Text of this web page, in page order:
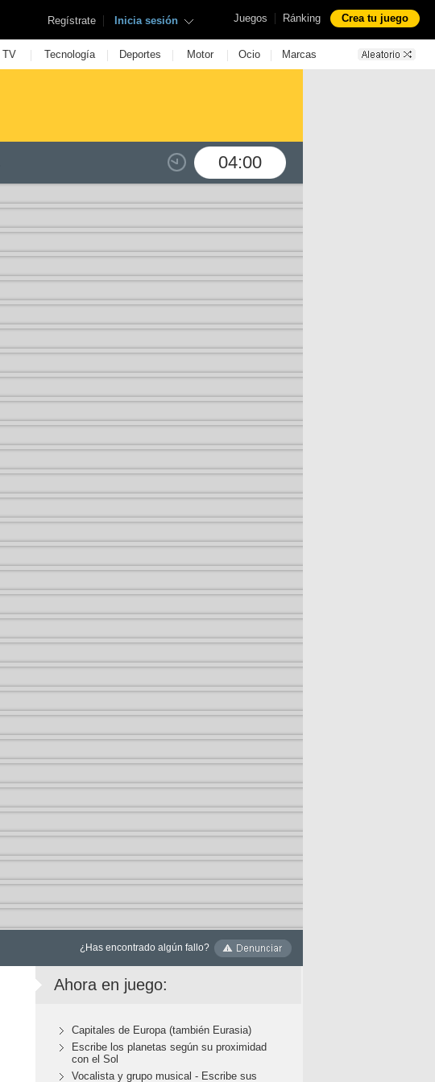
Juegos | Ránking Crea tu juego
Regístrate | Inicia sesión
TV | Tecnología | Deportes | Motor | Ocio | Marcas
04:00
¿Has encontrado algún fallo?
Ahora en juego:
Capitales de Europa (también Eurasia)
Escribe los planetas según su proximidad
con el Sol
Vocalista y grupo musical - Escribe sus